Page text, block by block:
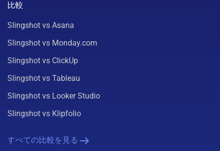
比較
Slingshot vs Asana
Slingshot vs Monday.com
Slingshot vs ClickUp
Slingshot vs Tableau
Slingshot vs Looker Studio
Slingshot vs Klipfolio
すべての比較を見る